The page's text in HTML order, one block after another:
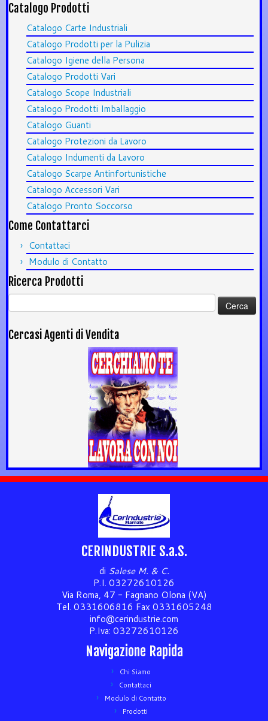
Catalogo Prodotti
Catalogo Carte Industriali
Catalogo Prodotti per la Pulizia
Catalogo Igiene della Persona
Catalogo Prodotti Vari
Catalogo Scope Industriali
Catalogo Prodotti Imballaggio
Catalogo Guanti
Catalogo Protezioni da Lavoro
Catalogo Indumenti da Lavoro
Catalogo Scarpe Antinfortunistiche
Catalogo Accessori Vari
Catalogo Pronto Soccorso
Come Contattarci
Contattaci
Modulo di Contatto
Ricerca Prodotti
Ricerca
per:
Cercasi Agenti di Vendita
CERINDUSTRIE S.a.S.
di Salese M. & C.
P.I. 03272610126
Via Roma, 47 - Fagnano Olona (VA)
Tel. 0331606816 Fax 0331605248
info@cerindustrie.com
P.Iva: 03272610126
Navigazione Rapida
Chi Siamo
Contattaci
Modulo di Contatto
Prodotti